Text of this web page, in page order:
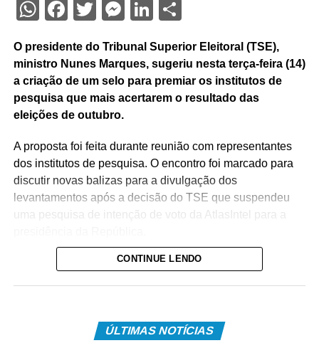
WhatsApp
Facebook
TwitterMessenger
LinkedIn
O presidente do Tribunal Superior Eleitoral (TSE),
ministro Nunes Marques, sugeriu nesta terça-feira (14)
a criação de um selo para premiar os institutos de
pesquisa que mais acertarem o resultado das
eleições de outubro.
A proposta foi feita durante reunião com representantes
dos institutos de pesquisa. O encontro foi marcado para
discutir novas balizas para a divulgação dos
levantamentos após a decisão do TSE que suspendeu
uma pesquisa de intenção de voto da AtlasIntel para a
No entendimento de Nunes Marques, o Selo Acurácia
CONTINUE LENDO
ÚLTIMAS NOTÍCIAS